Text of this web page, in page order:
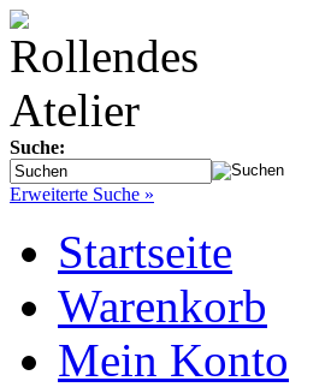
Suche:
Erweiterte Suche »
Startseite
Warenkorb
Mein Konto